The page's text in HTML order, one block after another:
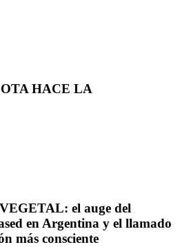
HACE LA
el auge del
en Argentina y el llamado
más consciente